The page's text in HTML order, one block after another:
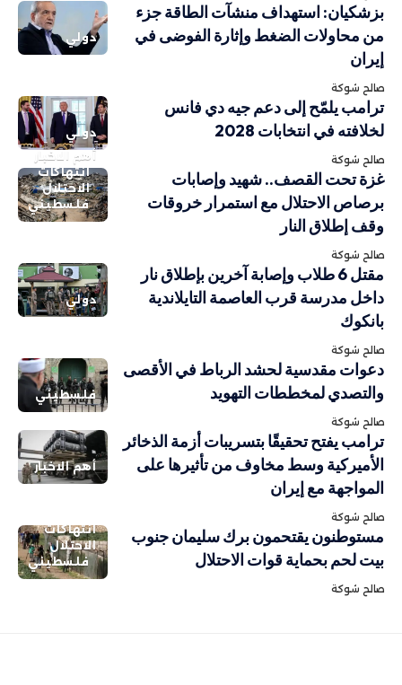
دولي
بزشكيان: استهداف منشآت الطاقة جزء
من محاولات الضغط وإثارة الفوضى في
إيران
صالح شوكة
دولي
ترامب يلمّح إلى دعم جيه دي فانس
لخلافته في انتخابات 2028
صالح شوكة
أهم الاخبار
انتهاكات
الاحتلال
فلسطيني
غزة تحت القصف.. شهيد وإصابات
برصاص الاحتلال مع استمرار خروقات
وقف إطلاق النار
صالح شوكة
دولي
مقتل 6 طلاب وإصابة آخرين بإطلاق نار
داخل مدرسة قرب العاصمة التايلاندية
بانكوك
صالح شوكة
فلسطيني
دعوات مقدسية لحشد الرباط في الأقصى
والتصدي لمخططات التهويد
صالح شوكة
أهم الاخبار
ترامب يفتح تحقيقًا بتسريبات أزمة الذخائر
الأميركية وسط مخاوف من تأثيرها على
المواجهة مع إيران
صالح شوكة
انتهاكات
الاحتلال
فلسطيني
مستوطنون يقتحمون برك سليمان جنوب
بيت لحم بحماية قوات الاحتلال
صالح شوكة